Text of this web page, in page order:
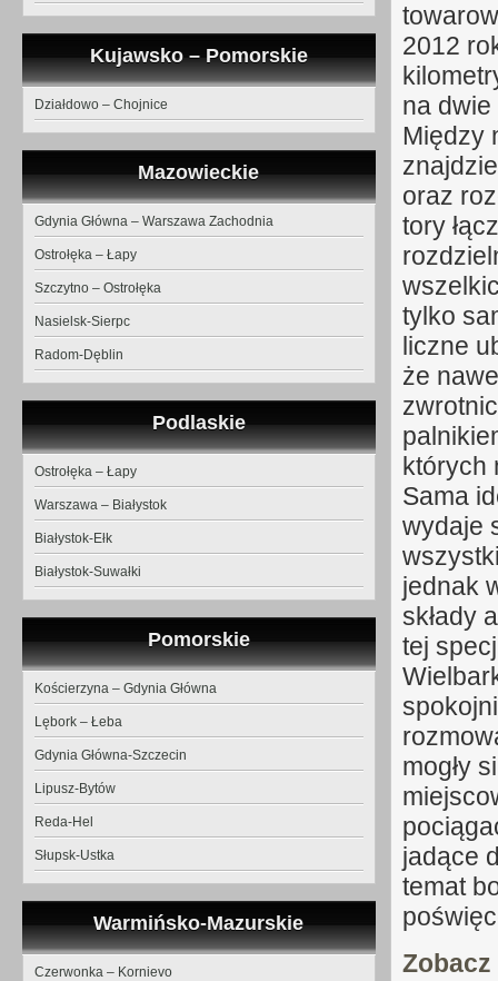
2012
na dwie
Między
oraz
tory
tylko
liczne
że
których
Sama
wydaje
jednak
składy
tej
mogły
jadące
temat
Kujawsko – Pomorskie
Działdowo – Chojnice
Mazowieckie
Gdynia Główna – Warszawa Zachodnia
Ostrołęka – Łapy
Szczytno – Ostrołęka
Nasielsk-Sierpc
Radom-Dęblin
Podlaskie
Ostrołęka – Łapy
Warszawa – Białystok
Białystok-Ełk
Białystok-Suwałki
Pomorskie
Kościerzyna – Gdynia Główna
Lębork – Łeba
Gdynia Główna-Szczecin
Lipusz-Bytów
Reda-Hel
Słupsk-Ustka
Warmińsko-Mazurskie
Czerwonka – Kornievo